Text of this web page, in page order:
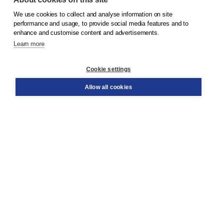
© 2026Koninklijke Boom uitgevers
Order
We use cookies to collect and analyse information on site
performance and usage, to provide social media features and to
enhance and customise content and advertisements.
Learn more
Cookie settings
Allow all cookies